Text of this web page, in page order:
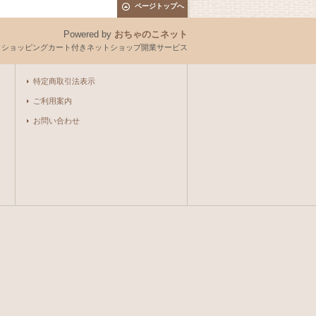
ページトップへ
Powered by おちゃのこネット
ョッピングカート付きネットショップ開業サービス
特定商取引法表示
ご利用案内
お問い合わせ